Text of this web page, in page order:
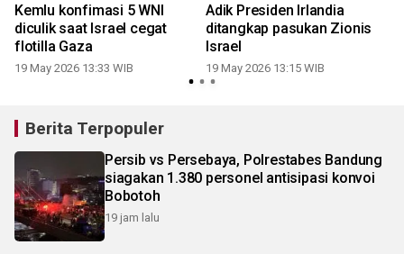
Kemlu konfimasi 5 WNI
diculik saat Israel cegat
flotilla Gaza
19 May 2026 13:33 WIB
Adik Presiden Irlandia
ditangkap pasukan Zionis
Israel
19 May 2026 13:15 WIB
Berita Terpopuler
Persib vs Persebaya, Polrestabes Bandung
siagakan 1.380 personel antisipasi konvoi
Bobotoh
19 jam lalu